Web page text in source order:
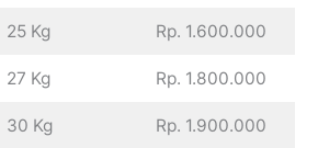
25 Kg Rp. 1.600.000
27 Kg Rp. 1.800.000
30 Kg Rp. 1.900.000